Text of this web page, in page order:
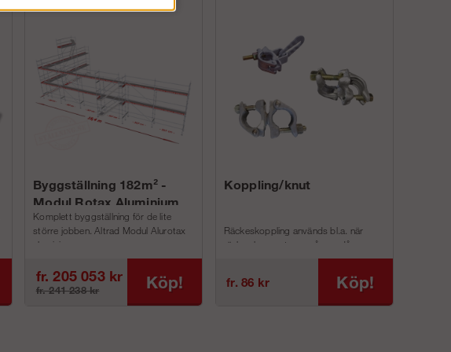
Byggställning 182m² -
Modul Rotax Aluminium
Komplett byggställning för de lite
större jobben. Altrad Modul Alurotax
aluminium p...
fr. 205 053 kr
fr. 241 238 kr Köp!
Koppling/knut
Räckeskoppling används bl.a. när
räcke ska monteras på ram då anna...
fr. 86 kr Köp!